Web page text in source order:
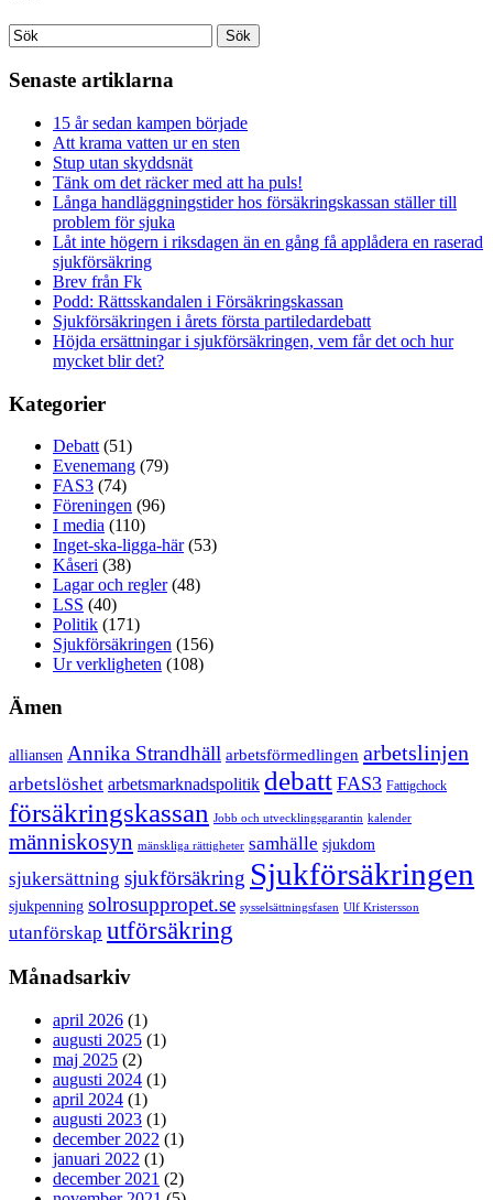
Senaste artiklarna
15 år sedan kampen började
Att krama vatten ur en sten
Stup utan skyddsnät
Tänk om det räcker med att ha puls!
Långa handläggningstider hos försäkringskassan ställer till
problem för sjuka
Låt inte högern i riksdagen än en gång få applådera en raserad
sjukförsäkring
Brev från Fk
Podd: Rättsskandalen i Försäkringskassan
Sjukförsäkringen i årets första partiledardebatt
Höjda ersättningar i sjukförsäkringen, vem får det och hur
mycket blir det?
Kategorier
Debatt (51)
Evenemang (79)
FAS3 (74)
Föreningen (96)
I media (110)
Inget-ska-ligga-här(53)
Kåseri (38)
Lagar och regler(48)
LSS (40)
Politik (171)
Sjukförsäkringen (156)
Ur verkligheten (108)
Ämen
alliansen Annika Strandhäll arbetsförmedlingen arbetslinjen
arbetslöshet arbetsmarknadspolitik debatt FAS3 Fattigchock
försäkringskassan Jobb och utvecklingsgarantin kalender
människosyn mänskliga rättigheter samhälle sjukdom
sjukersättning sjukförsäkring Sjukförsäkringen
sjukpenning solrosuppropet.se sysselsättningsfasen Ulf Kristersson
utanförskap utförsäkring
Månadsarkiv
april 2026 (1)
augusti 2025 (1)
maj 2025 (2)
augusti 2024 (1)
april 2024 (1)
augusti 2023 (1)
december 2022 (1)
januari 2022 (1)
december 2021 (2)